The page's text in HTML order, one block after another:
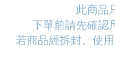
此商品
下單前請先確認
若商品經拆封、使